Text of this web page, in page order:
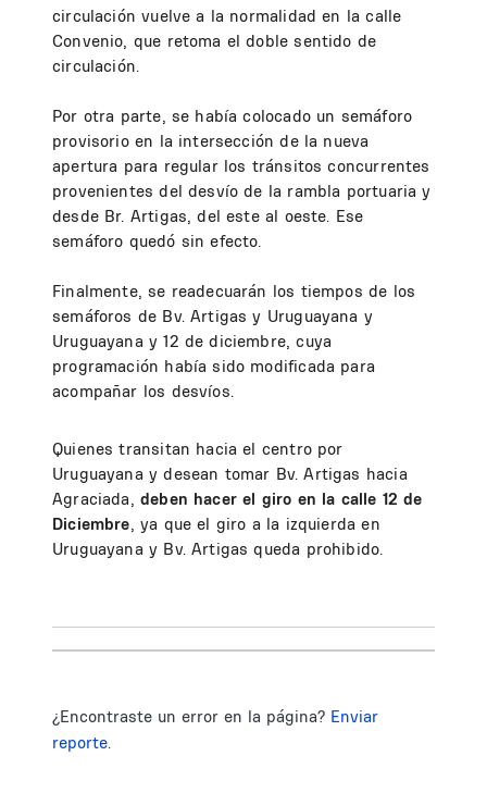
circulación vuelve a la normalidad en la calle
Convenio, que retoma el doble sentido de
circulación.
Por otra parte, se había colocado un semáforo
provisorio en la intersección de la nueva
apertura para regular los tránsitos concurrentes
provenientes del desvío de la rambla portuaria y
desde Br. Artigas, del este al oeste. Ese
semáforo quedó sin efecto.
Finalmente, se readecuarán los tiempos de los
semáforos de Bv. Artigas y Uruguayana y
Uruguayana y 12 de diciembre, cuya
programación había sido modificada para
acompañar los desvíos.
Quienes transitan hacia el centro por
Uruguayana y desean tomar Bv. Artigas hacia
Agraciada, deben hacer el giro en la calle 12 de
Diciembre, ya que el giro a la izquierda en
Uruguayana y Bv. Artigas queda prohibido.
¿Encontraste un error en la página? Enviar
reporte.